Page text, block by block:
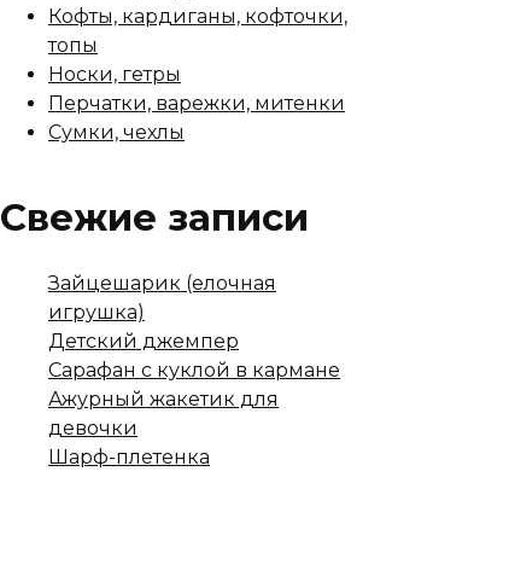
Кофты, кардиганы, кофточки,
топы
Носки, гетры
Перчатки, варежки, митенки
Сумки, чехлы
Свежие записи
Зайцешарик (елочная
игрушка)
Детский джемпер
Сарафан с куклой в кармане
Ажурный жакетик для
девочки
Шарф-плетенка